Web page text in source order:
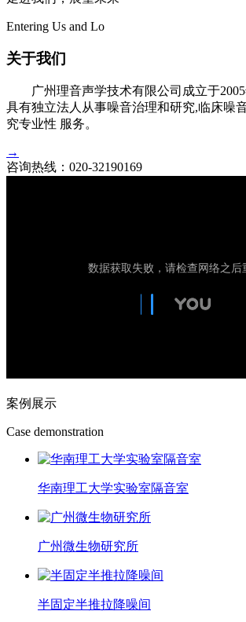
Entering Us and Lo
关于我们
广州理音声学技术有限公司成立于2005
具有独立法人从事噪音治理和研究,临床噪
究专业性 服务。
→
咨询热线： 020-32190169
案例展示
Case demonstration
华南理工大学实验室隔音室
广州微生物研究所
半固定半推拉降噪间